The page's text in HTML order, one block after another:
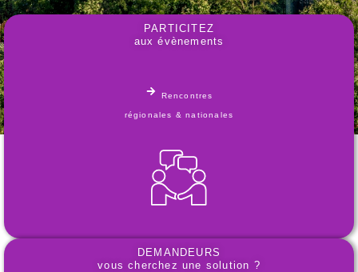
PARTICITEZ
aux évènements
Rencontres
régionales & nationales
DEMANDEURS
vous cherchez une solution ?